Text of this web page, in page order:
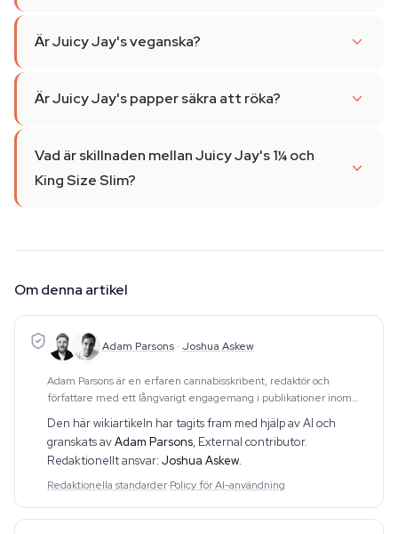
Är Juicy Jay's veganska?
Är Juicy Jay's papper säkra att röka?
Vad är skillnaden mellan Juicy Jay's 1¼ och
King Size Slim?
Om denna artikel
Adam Parsons · Joshua Askew
Adam Parsons är en erfaren cannabisskribent, redaktör och
författare med ett långvarigt engagemang i publikationer inom
relaterade ämnen. Han producerar dju
Den här wikiartikeln har tagits fram med hjälp av AI och
granskats avAdam Parsons, External contributor.
Redaktionellt ansvar: Joshua Askew.
Redaktionella standarder·Policy för AI-användning